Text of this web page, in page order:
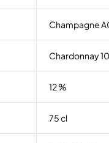
Champagne
Chardonnay
12 %
75 cl